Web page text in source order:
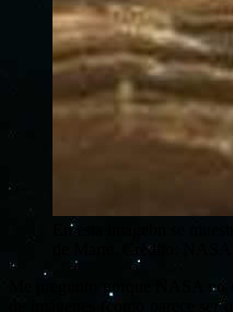
En esta imagebn se
de Marte. Crédito: NASA
Me pregunto porque NASA no
de imágenes (como parece ser